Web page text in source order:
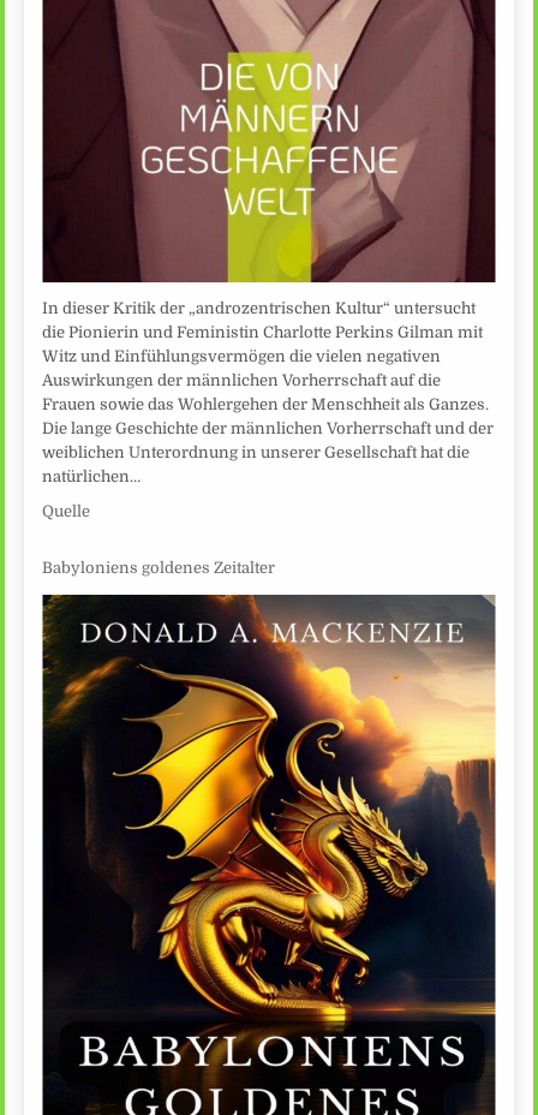
In dieser Kritik der „androzentrischen Kultur“ untersucht
die Pionierin und Feministin Charlotte Perkins Gilman mit
Witz und Einfühlungsvermögen die vielen negativen
Auswirkungen der männlichen Vorherrschaft auf die
Frauen sowie das Wohlergehen der Menschheit als Ganzes.
Die lange Geschichte der männlichen Vorherrschaft und der
weiblichen Unterordnung in unserer Gesellschaft hat die
natürlichen…
Quelle
Babyloniens goldenes Zeitalter